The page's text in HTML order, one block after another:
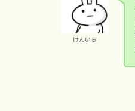
けんいち